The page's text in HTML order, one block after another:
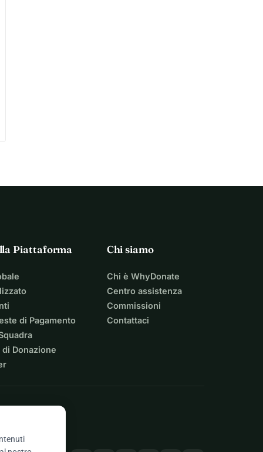
Piattaforma
di Pagamento
Donazione
Chi siamo
Chi è WhyDonate
Centro assistenza
Commissioni
Contattaci